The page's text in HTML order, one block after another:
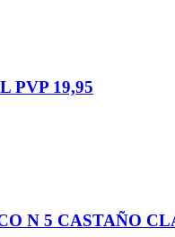
PVP 19,95
N 5 CASTAÑO